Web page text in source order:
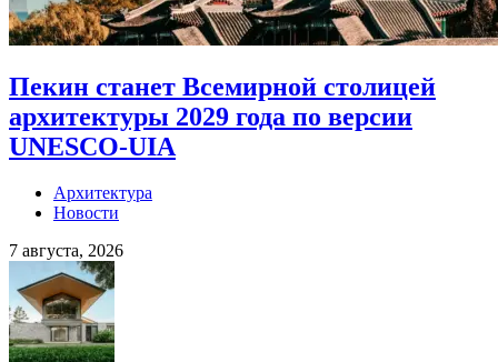
Пекин станет Всемирной столицей
архитектуры 2029 года по версии
UNESCO-UIA
Архитектура
Новости
7 августа, 2026